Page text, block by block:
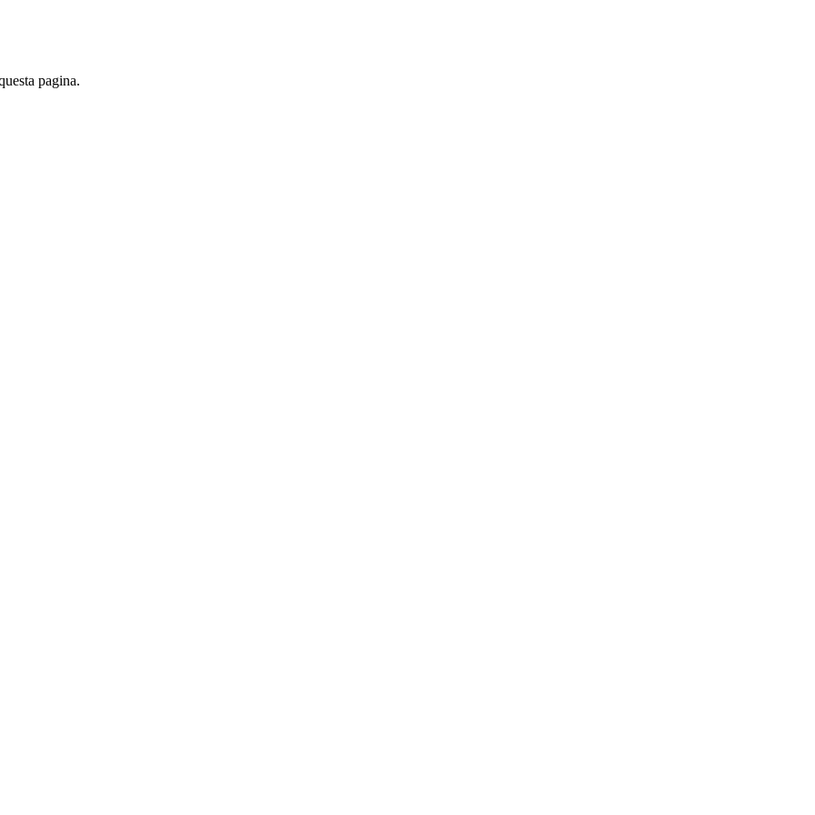
pagina.